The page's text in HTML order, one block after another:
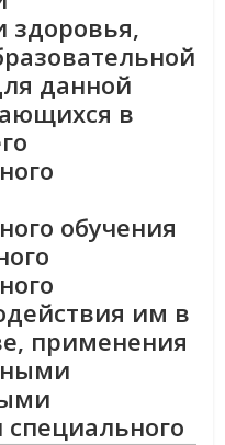
здоровья,
данной
в
обучения
им в
применения